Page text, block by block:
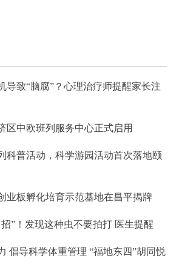
导致“脑腐”？心理治疗师提醒家长注
区中欧班列服务中心正式启用
科普活动，科学游园活动首次落地颐
业板孵化培育示范基地在昌平揭牌
”！发现这种虫不要拍打 医生提醒
倡导科学体重管理 “福地东四”胡同悦